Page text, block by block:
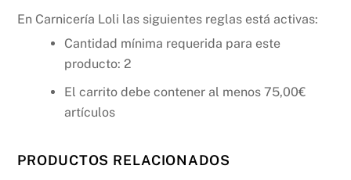
En Carnicería Loli las siguientes reglas está activas:
Cantidad mínima requerida para este
producto: 2
El carrito debe contener al menos75,00€
artículos
PRODUCTOS RELACIONADOS